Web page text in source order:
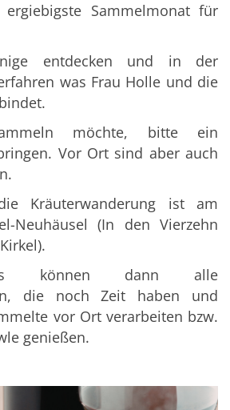
Sammelmonat für
entdecken und in der
was Frau Holle und die
möchte, bitte ein
Vor Ort sind aber auch
Kräuterwanderung ist am
Neuhäusel (In den Vierzehn
können dann alle
die noch Zeit haben und
vor Ort verarbeiten bzw.
genießen.